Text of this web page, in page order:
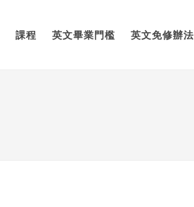
課程 英文畢業門檻 英文免修辦法